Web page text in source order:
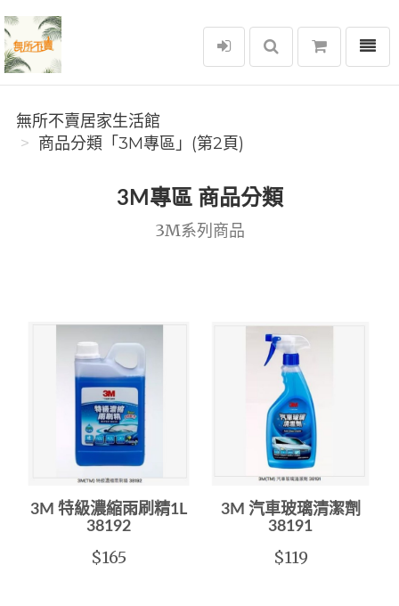
無所不賣居家生活館
選單
無所不賣居家生活館
商品分類「3M專區」(第2頁)
3M專區 商品分類
3M系列商品
3M 特級濃縮雨刷精1L
38192
$165
3M 汽車玻璃清潔劑
38191
$119